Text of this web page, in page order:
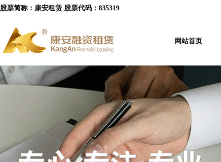
股票简称：康安租赁 股票代码：835319
网站首页